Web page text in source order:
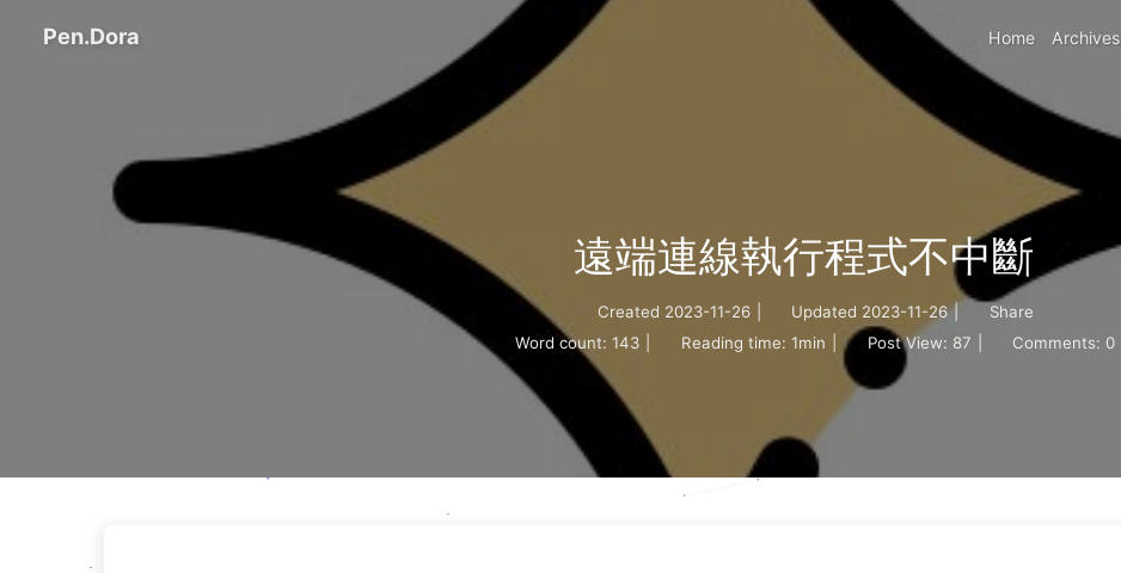
Pen.Dora Home Archives
遠端連線執行程式不中斷
Created 2023-11-26 Updated 2023-11-26 |
Share
Word count: 143 Reading time: 1min Post View: 87 Comments: 0